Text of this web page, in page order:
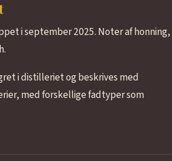
i september 2025. Noter af honning,
i distilleriet og beskrives med
med forskellige fadtyper som